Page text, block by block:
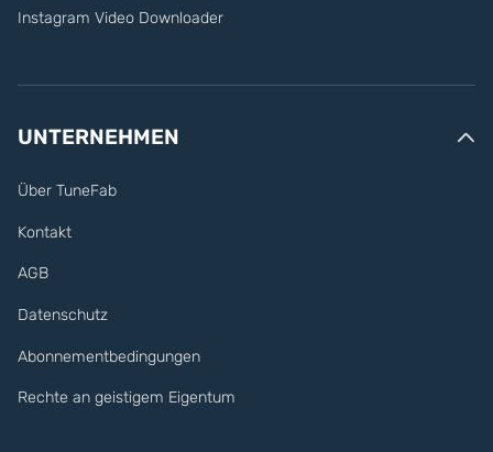
Instagram Video Downloader
UNTERNEHMEN
Über TuneFab
Kontakt
AGB
Datenschutz
Abonnementbedingungen
Rechte an geistigem Eigentum